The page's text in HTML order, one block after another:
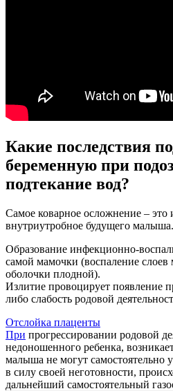
Какие последствия
беременную при
подтекание вод?
Самое коварное осложнение –
внутриутробное будущего малыша.
Образование инфекционно-
самой мамочки (воспаление слоев
оболочки плодной).
Излитие провоцирует появление
либо слабость родовой деятельност
Отслойка плаценты
При прогрессировании родовой
недоношенного ребенка,
малыша не могут самостоятельно
в силу своей неготовности,
дальнейший самостоятельный